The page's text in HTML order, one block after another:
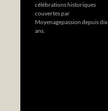
célébrations historiques
couvertes par
Moyenagepassion depuis dix
ans.